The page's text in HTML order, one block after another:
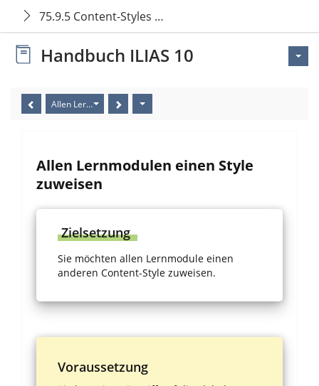
75.9.5 Content-Styles auf Magazin anwenden
Handbuch ILIAS 10
Allen Lernmodulen einen Style zuweisen
Allen Lernmodulen einen Style
zuweisen
Zielsetzung
Sie möchten allen Lernmodule einen
anderen Content-Style zuweisen.
Voraussetzung